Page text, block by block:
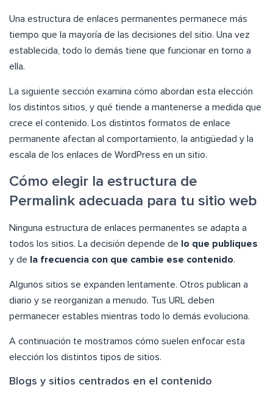
Una estructura de enlaces permanentes permanece más
tiempo que la mayoría de las decisiones del sitio. Una vez
establecida, todo lo demás tiene que funcionar en torno a
ella.
La siguiente sección examina cómo abordan esta elección
los distintos sitios, y qué tiende a mantenerse a medida que
crece el contenido. Los distintos formatos de enlace
permanente afectan al comportamiento, la antigüedad y la
escala de los enlaces de WordPress en un sitio.
Cómo elegir la estructura de
Permalink adecuada para tu sitio web
Ninguna estructura de enlaces permanentes se adapta a
todos los sitios. La decisión depende de
lo que publiques
y de
la frecuencia con que cambie ese contenido.
Algunos sitios se expanden lentamente. Otros publican a
diario y se reorganizan a menudo. Tus URL deben
permanecer estables mientras todo lo demás evoluciona.
A continuación te mostramos cómo suelen enfocar esta
elección los distintos tipos de sitios.
Blogs y sitios centrados en el contenido